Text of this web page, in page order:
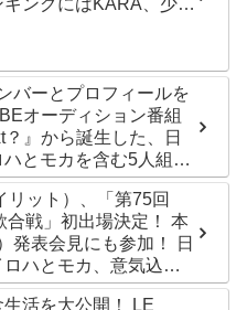
バーとプロフィールを
オーディション番組
？』から誕生した、日
とモカを含む5人組ガ
プ！ デビュー曲
がいきなりの大ヒッ
リット）、「第75回
合戦」初出場決定！ 本
発表会見にも参加！ 日
ハとモカ、意気込み
っと夢見てたステー
活を大公開！ LE